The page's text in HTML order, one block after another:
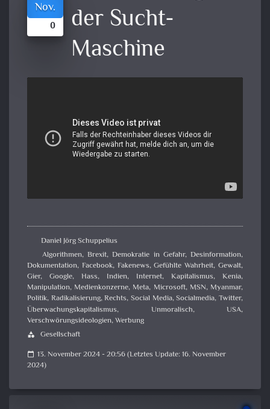
Nov.
0
der Sucht-
Maschine
Daniel Jörg Schuppelius
Algorithmen,Brexit,Demokratie in Gefahr,Desinformation,
Dokumentation, Facebook, Fakenews,Gefühlte Wahrheit,Gewalt,
Gier, Google, Hass, Indien, Internet, Kapitalismus, Kenia,
Manipulation, Medienkonzerne, Meta, Microsoft, MSN, Myanmar,
Politik, Radikalisierung,Rechts,Social Media,Socialmedia,Twitter,
Überwachungskapitalismus, Unmoralisch, USA,
Verschwörungsideologien,Werbung
category Gesellschaft
calendar_today 13. November 2024 - 20:56 (Letztes Update: 16. November
2024)